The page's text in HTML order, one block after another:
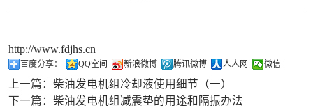
http://www.fdjhs.cn
百度分享： QQ空间 新浪微博 腾讯微博 人人网 微信
上一篇： 柴油发电机组冷却液使用细节（一）
下一篇： 柴油发电机组减震垫的用途和隔振办法